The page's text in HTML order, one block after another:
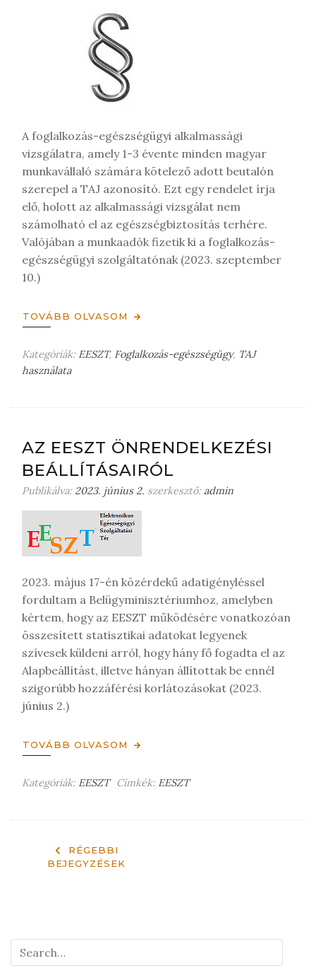
A foglalkozás-egészségügyi alkalmassági
vizsgálatra, amely 1-3 évente minden magyar
munkavállaló számára kötelező adott beutalón
szerepel a TAJ azonosító. Ezt egy rendelet írja
elő, holott az alkalmassági vizsgálat nem
számolható el az egészségbiztosítás terhére.
Valójában a munkaadók fizetik ki a foglalkozás-
egészségügyi szolgáltatónak (2023. szeptember
10.)
TOVÁBB OLVASOM
Kategóriák: EESZT, Foglalkozás-egészségügy, TAJ
használata
o
n
m
j
e
y
z
é
s
t
AZ EESZT ÖNRENDELKEZÉSI
BEÁLLÍTÁSAIRÓL
Publikálva: 2023. június 2. szerkesztő: admin
2023. május 17-én közérdekű adatigényléssel
fordultam a Belügyminisztériumhoz, amelyben
kértem, hogy az EESZT működésére vonatkozóan
összesített statisztikai adatokat legyenek
szívesek küldeni arról, hogy hány fő fogadta el az
Alapbeállítást, illetve hányan állítottak be ennél
szigorúbb hozzáférési korlátozásokat (2023.
június 2.)
TOVÁBB OLVASOM
Kategóriák: EESZT Címkék: EESZT
RÉGEBBI
BEJEGYZÉSEK